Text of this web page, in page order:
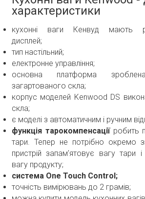
характеристики
кухонні ваги Кенвуд мають
дисплей;
тип настільний;
електронне управління;
основна платформа
загартованого скла;
корпус моделей Kenwood DS
скла;
є моделі з автоматичним і ручним
функція тарокомпенсації робить
тари. Тепер не потрібно окремо
пристрій запам'ятовує вагу тари
вагу продукту;
система One Touch Control;
точність вимірювань до 2 грамів;